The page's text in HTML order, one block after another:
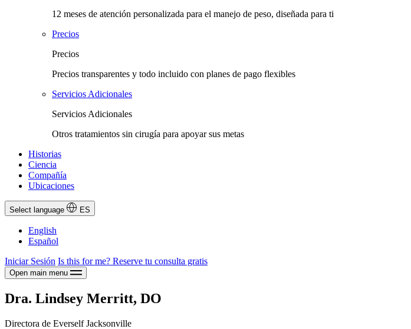
12 meses de atención personalizada para el manejo de peso, diseñada para ti
Precios
Precios
Precios transparentes y todo incluido con planes de pago flexibles
Servicios Adicionales
Servicios Adicionales
Otros tratamientos sin cirugía para apoyar sus metas
Historias
Ciencia
Compañía
Ubicaciones
Select language ES
English
Español
Iniciar Sesión Is this for me? Reserve tu consulta gratis
Open main menu
Dra. Lindsey Merritt, DO
Directora de Everself Jacksonville